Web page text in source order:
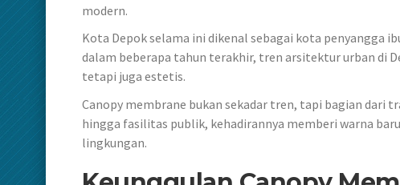
modern.
Kota Depok selama ini dikenal sebagai kota penyangga
dalam beberapa tahun terakhir, tren arsitektur urban di
tetapi juga estetis.
Canopy membrane bukan sekadar tren, tapi bagian dari
hingga fasilitas publik, kehadirannya memberi warna
lingkungan.